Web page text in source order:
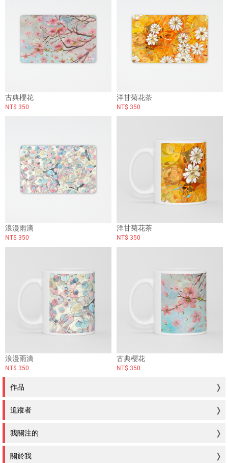
古典櫻花
NT$ 350
洋甘菊花茶
NT$ 350
浪漫雨滴
NT$ 350
洋甘菊花茶
NT$ 350
浪漫雨滴
NT$ 350
古典櫻花
NT$ 350
作品
追蹤者
我關注的
關於我